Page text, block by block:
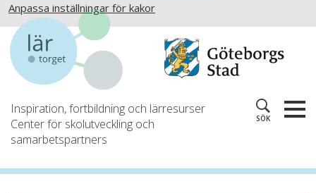
Anpassa inställningar för kakor
Inspiration, fortbildning och lärresurser
Center för skolutveckling och
samarbetspartners
SÖK